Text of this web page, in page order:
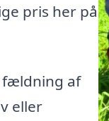
pris her på
fældning af
eller